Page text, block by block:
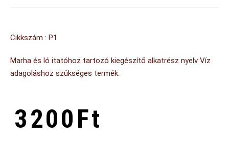
Cikkszám : P1
Marha és ló itatóhoz tartozó kiegészítő alkatrész nyelv Víz
adagoláshoz szükséges termék.
3200Ft